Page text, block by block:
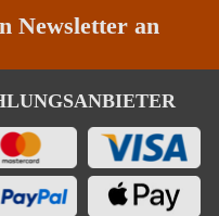
Newsletter an